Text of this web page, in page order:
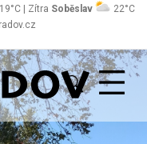
19°C | Zítra Soběslav 22°C